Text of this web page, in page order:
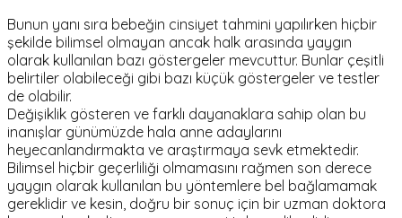
Bunun yanı sıra bebeğin cinsiyet tahmini yapılırken hiçbir
şekilde bilimsel olmayan ancak halk arasında yaygın
olarak kullanılan bazı göstergeler mevcuttur. Bunlar çeşitli
belirtiler olabileceği gibi bazı küçük göstergeler ve testler
de olabilir.
Değişiklik gösteren ve farklı dayanaklara sahip olan bu
inanışlar günümüzde hala anne adaylarını
heyecanlandırmakta ve araştırmaya sevk etmektedir.
Bilimsel hiçbir geçerliliği olmamasını rağmen son derece
yaygın olarak kullanılan bu yöntemlere bel bağlamamak
gereklidir ve kesin, doğru bir sonuç için bir uzman doktora